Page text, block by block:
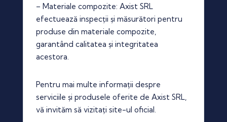
– Materiale compozite: Axist SRL
efectuează inspecții și măsurători pentru
produse din materiale compozite,
garantând calitatea și integritatea
acestora.
Pentru mai multe informații despre
serviciile și produsele oferite de Axist SRL,
vă invităm să vizitați site-ul oficial.